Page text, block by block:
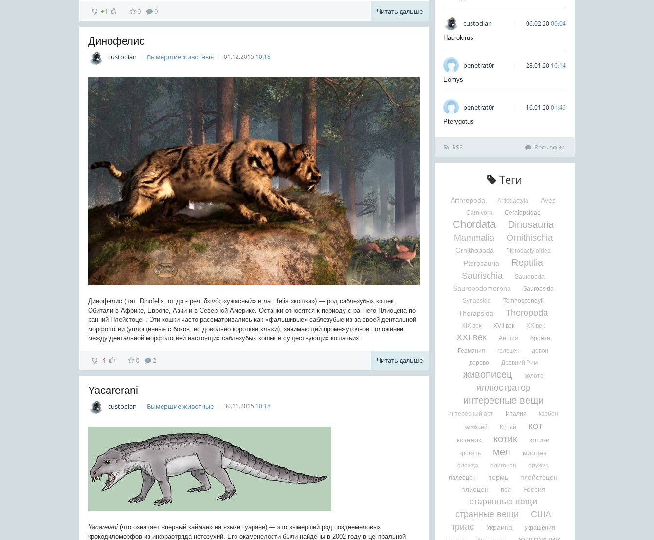
+1 0 0 Читать дальше
Динофелис
custodian Вымершие животные 01.12.2015 10:18
Динофелис (лат. Dinofelis, от др.-греч. δεινός «ужасный» и лат. felis «кошка») — род саблезубых кошек.
Обитали в Африке, Европе, Азии и в Северной Америке. Останки относятся к периоду с раннего Плиоцена по
ранний Плейстоцен. Эти кошки часто рассматривались как «фальшивые» саблезубые из-за своей дентальной
морфологии (уплощённые с боков, но довольно короткие клыки), занимающей промежуточное положение
между дентальной морфологией настоящих саблезубых кошек и существующих кошачьих.
-1 0 2 Читать дальше
Yacarerani
custodian Вымершие животные 30.11.2015 10:18
Yacarerani (что означает «первый кайман» на языке гуарани) — это вымерший род позднемеловых
крокодиломорфов из инфраотряда нотозухий. Его окаменелости были найдены в 2002 году в центральной
custodian 06.02.2000:04
Hadrokirus
penetrat0r 28.01.20 10:14
Eomys
penetrat0r 16.01.2001:46
Pterygotus
RSS Весь эфир
Теги
Arthropoda Artiodactyla Aves
Carnivora Ceratopsidae
Chordata Dinosauria
Mammalia Ornithischia
Ornithopoda Pterodactyloidea
Pterosauria Reptilia
Saurischia Sauropoda
Sauropodomorpha
Sauropsida
Synapsida
Temnospondyli
Therapsida Theropoda
XIX век XVII век XX век
XXI век Англия
бронза
Германия
голоцен
девон
дерево
Древний Рим
живописец золото
иллюстратор
интересные вещи
интересный арт Италия
карбон
кембрий
Китай кот
котенок котик котики
кровать мел миоцен
одежда олигоцен
оружие
палеоцен
пермь
плейстоцен
плиоцен
пол Россия
старинные вещи
странные вещи
США
триас
Украина украшения